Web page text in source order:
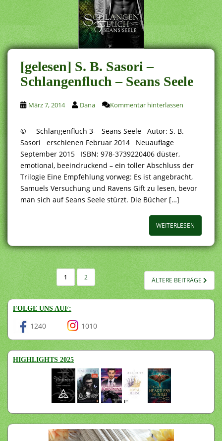
[gelesen] S. B. Sasori –
Schlangenfluch – Seans Seele
März 7, 2014 Dana Kommentar hinterlassen
© Schlangenfluch 3- Seans Seele Autor: S. B.
Sasori erschienen Februar 2014 Neuauflage
September 2015 ISBN: 978-3739220406 düster,
emotional, beeindruckend – ein toller Abschluss der
Trilogie Eine Empfehlung vorweg: Es ist angebracht,
Samuels Versuchung und Ravens Gift zu lesen, bevor
man sich auf Seans Seele stürzt. Die Bücher […]
WEITERLESEN
SEITENNUMMERIERUNG
DER
BEITRÄGE
1 2 ÄLTERE BEITRÄGE
FOLGE UNS AUF:
1240 1010
HIGHLIGHTS 2025